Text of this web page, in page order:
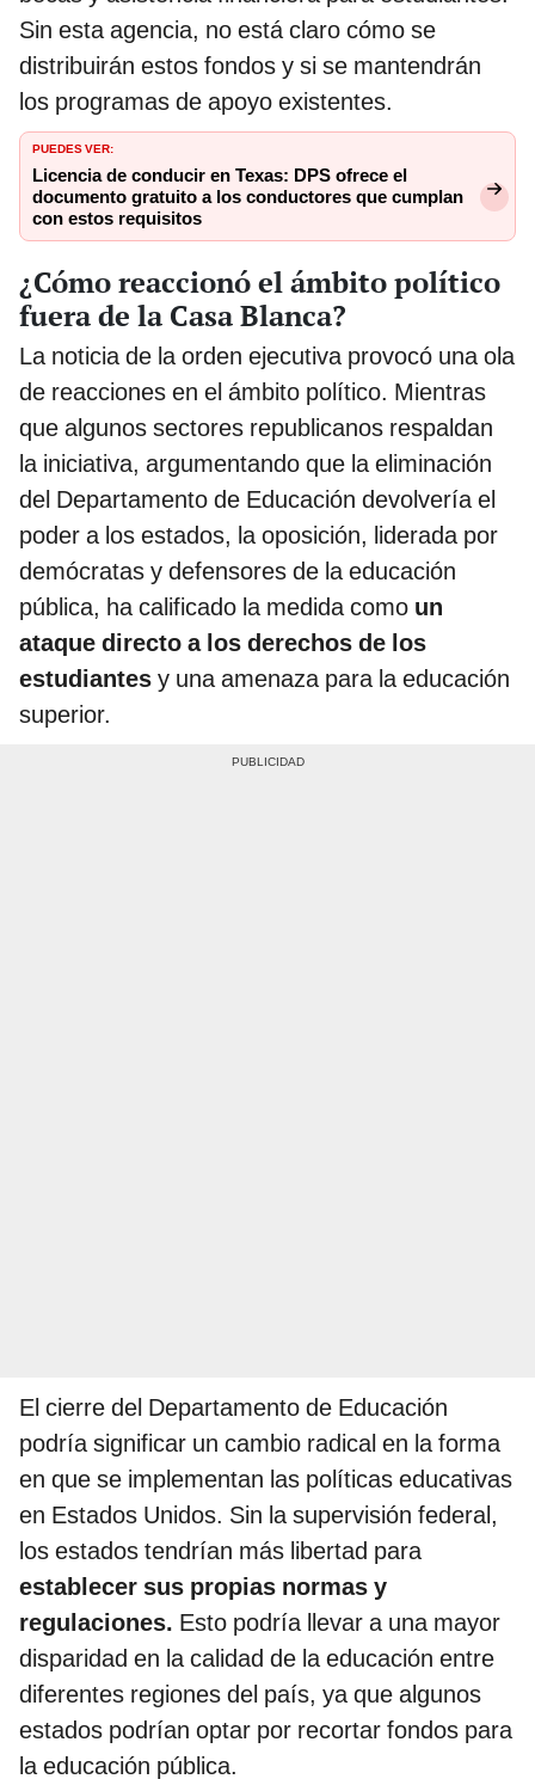
Sin esta agencia, no está claro cómo se
distribuirán estos fondos y si se mantendrán
los programas de apoyo existentes.
PUEDES VER:
Licencia de conducir en Texas: DPS ofrece el
documento gratuito a los conductores que cumplan
con estos requisitos
¿Cómo reaccionó el ámbito político
fuera de la Casa Blanca?
La noticia de la orden ejecutiva provocó una ola
de reacciones en el ámbito político. Mientras
que algunos sectores republicanos respaldan
la iniciativa, argumentando que la eliminación
del Departamento de Educación devolvería el
poder a los estados, la oposición, liderada por
demócratas y defensores de la educación
pública, ha calificado la medida como un
ataque directo a los derechos de los
estudiantes y una amenaza para la educación
superior.
El cierre del Departamento de Educación
podría significar un cambio radical en la forma
en que se implementan las políticas educativas
en Estados Unidos. Sin la supervisión federal,
los estados tendrían más libertad para
establecer sus propias normas y
regulaciones. Esto podría llevar a una mayor
disparidad en la calidad de la educación entre
diferentes regiones del país, ya que algunos
estados podrían optar por recortar fondos para
la educación pública.